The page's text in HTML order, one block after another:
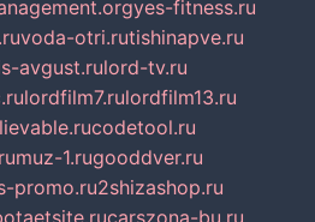
yes-fitness.ru
voda-otri.rutishinapve.ru
avgust.rulord-tv.ru
lordfilm7.rulordfilm13.ru
codetool.ru
muz-1.rugooddver.ru
promo.ru2shizashop.ru
carszona-bu.ru